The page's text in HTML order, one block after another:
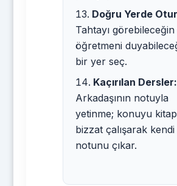
Doğru Yerde
Tahtayı görebileceğin
öğretmeni
bir yer seç.
Kaçırılan Dersler:
Arkadaşının notuyla
yetinme; konuyu
bizzat çalışarak kendi
notunu çıkar.